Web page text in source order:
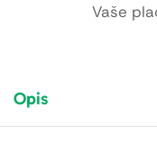
Vaše
Opis